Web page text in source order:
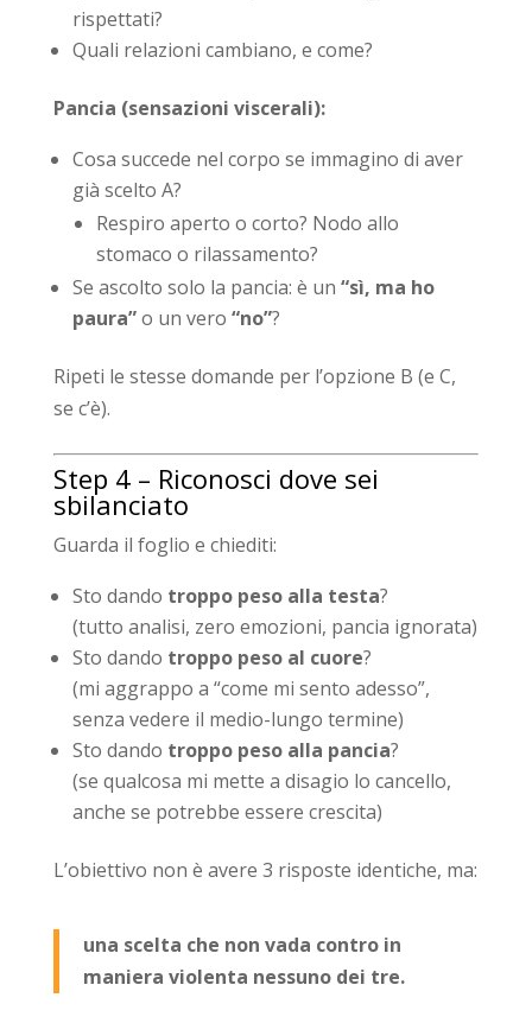
rispettati?
Quali relazioni cambiano, e come?
Pancia (sensazioni viscerali):
Cosa succede nel corpo se immagino di aver
già scelto A?
Respiro aperto o corto? Nodo allo
stomaco o rilassamento?
Se ascolto solo la pancia: è un “sì, ma ho
paura”o un vero “no”?
Ripeti le stesse domande per l’opzione B (e C,
se c’è).
Step 4 – Riconosci dove sei
sbilanciato
Guarda il foglio e chiediti:
Sto dando troppo peso alla testa?
(tutto analisi, zero emozioni, pancia ignorata)
Sto dando troppo peso al cuore?
(mi aggrappo a “come mi sento adesso”,
senza vedere il medio-lungo termine)
Sto dando troppo peso alla pancia?
(se qualcosa mi mette a disagio lo cancello,
anche se potrebbe essere crescita)
L’obiettivo non è avere 3 risposte identiche, ma:
una scelta che non vada contro in
maniera violenta nessuno dei tre.